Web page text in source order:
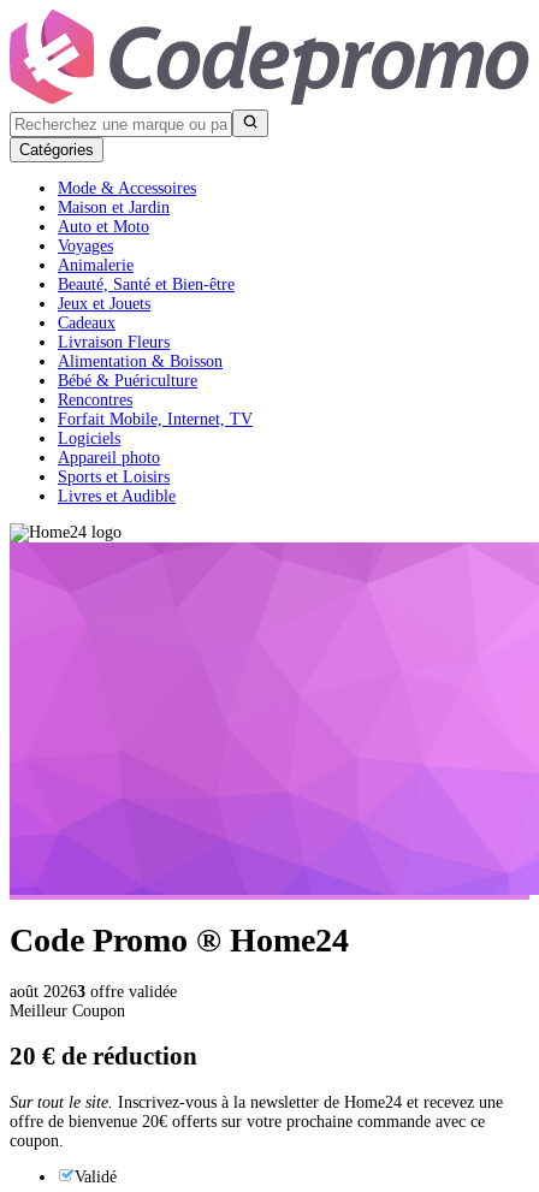
Catégories
Mode & Accessoires
Maison et Jardin
Auto et Moto
Voyages
Animalerie
Beauté, Santé et Bien-être
Jeux et Jouets
Cadeaux
Livraison Fleurs
Alimentation & Boisson
Bébé & Puériculture
Rencontres
Forfait Mobile, Internet, TV
Logiciels
Appareil photo
Sports et Loisirs
Livres et Audible
Code Promo ® Home24
août 20263 offre validée
Meilleur Coupon
20 € de réduction
Sur tout le site. Inscrivez-vous à la newsletter de Home24 et recevez une
offre de bienvenue 20€ offerts sur votre prochaine commande avec ce
coupon.
Validé